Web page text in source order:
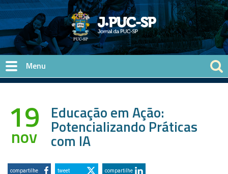
Pular para o conteúdo principal
19
nov
Educação em Ação:
Potencializando Práticas
com IA
compartilhe tweet compartilhe